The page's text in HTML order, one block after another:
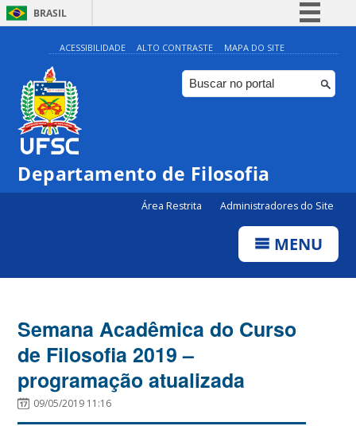
BRASIL
Simplifique!
Comunica BR
Participe
Canais
ACESSIBILIDADE ALTO CONTRASTE MAPA DO SITE
Departamento de Filosofia
Área Restrita Administradores do Site
MENU
Semana Acadêmica do Curso
de Filosofia 2019 –
programação atualizada
09/05/2019 11:16